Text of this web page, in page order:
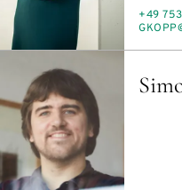
+49
E-